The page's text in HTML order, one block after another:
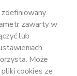
zdefiniowany
zawarty w
lub
Może
cookies ze